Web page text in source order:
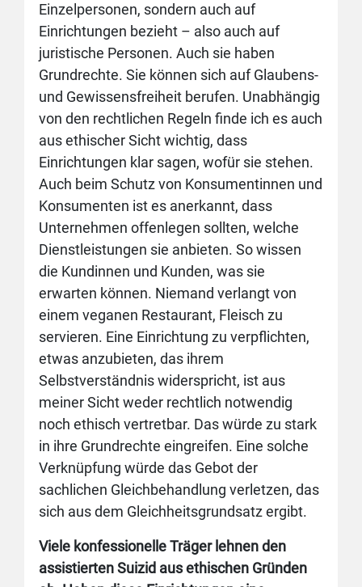
Einzelpersonen, sondern auch auf
Einrichtungen bezieht – also auch auf
juristische Personen. Auch sie haben
Grundrechte. Sie können sich auf Glaubens-
und Gewissensfreiheit berufen. Unabhängig
von den rechtlichen Regeln finde ich es auch
aus ethischer Sicht wichtig, dass
Einrichtungen klar sagen, wofür sie stehen.
Auch beim Schutz von Konsumentinnen und
Konsumenten ist es anerkannt, dass
Unternehmen offenlegen sollten, welche
Dienstleistungen sie anbieten. So wissen
die Kundinnen und Kunden, was sie
erwarten können. Niemand verlangt von
einem veganen Restaurant, Fleisch zu
servieren. Eine Einrichtung zu verpflichten,
etwas anzubieten, das ihrem
Selbstverständnis widerspricht, ist aus
meiner Sicht weder rechtlich notwendig
noch ethisch vertretbar. Das würde zu stark
in ihre Grundrechte eingreifen. Eine solche
Verknüpfung würde das Gebot der
sachlichen Gleichbehandlung verletzen, das
sich aus dem Gleichheitsgrundsatz ergibt.
Viele konfessionelle Träger lehnen den
assistierten Suizid aus ethischen Gründen